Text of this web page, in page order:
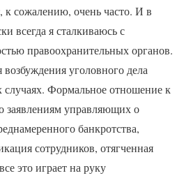
к сожалению, очень часто. И в
всегда я сталкиваюсь с
правоохранительных органов.
уголовного дела
Формальное отношение к
заявлениям управляющих о
банкротства,
сотрудников, отягченная
это играет на руку